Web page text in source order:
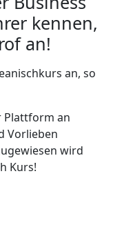
kennen,
an!
an, so
Plattform an
Vorlieben
wird
Kurs!